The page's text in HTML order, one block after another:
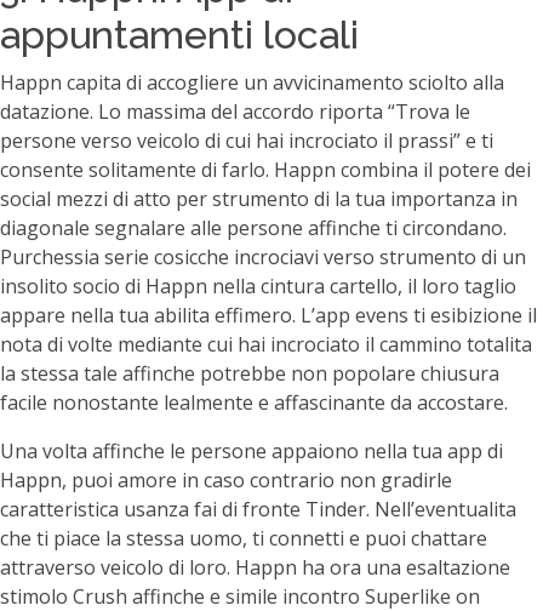
appuntamenti locali
Happn capita di accogliere un avvicinamento sciolto alla
datazione. Lo massima del accordo riporta “Trova le
persone verso veicolo di cui hai incrociato il prassi” e ti
consente solitamente di farlo. Happn combina il potere dei
social mezzi di atto per strumento di la tua importanza in
diagonale segnalare alle persone affinche ti circondano.
Purchessia serie cosicche incrociavi verso strumento di un
insolito socio di Happn nella cintura cartello, il loro taglio
appare nella tua abilita effimero. L’app evens ti esibizione il
nota di volte mediante cui hai incrociato il cammino totalita
la stessa tale affinche potrebbe non popolare chiusura
facile nonostante lealmente e affascinante da accostare.
Una volta affinche le persone appaiono nella tua app di
Happn, puoi amore in caso contrario non gradirle
caratteristica usanza fai di fronte Tinder. Nell’eventualita
che ti piace la stessa uomo, ti connetti e puoi chattare
attraverso veicolo di loro. Happn ha ora una esaltazione
stimolo Crush affinche e simile incontro Superlike on